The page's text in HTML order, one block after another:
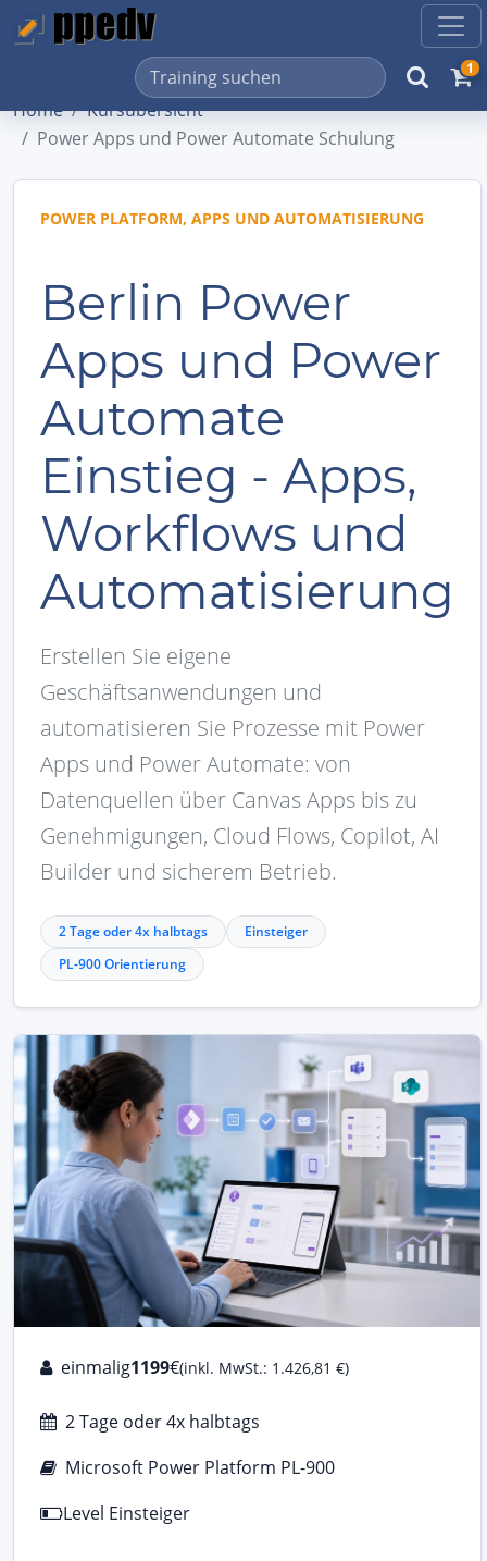
1
Home
Kursübersicht
Power Apps und Power Automate Schulung
POWER PLATFORM, APPS UND AUTOMATISIERUNG
Berlin Power
Apps und Power
Automate
Einstieg - Apps,
Workflows und
Automatisierung
Erstellen Sie eigene
Geschäftsanwendungen und
automatisieren Sie Prozesse mit Power
Apps und Power Automate: von
Datenquellen über Canvas Apps bis zu
Genehmigungen, Cloud Flows, Copilot, AI
Builder und sicherem Betrieb.
2 Tage oder 4x halbtags
Einsteiger
PL-900 Orientierung
einmalig1199€(inkl. MwSt.: 1.426,81 €)
2 Tage oder 4x halbtags
Microsoft Power Platform PL-900
Level Einsteiger